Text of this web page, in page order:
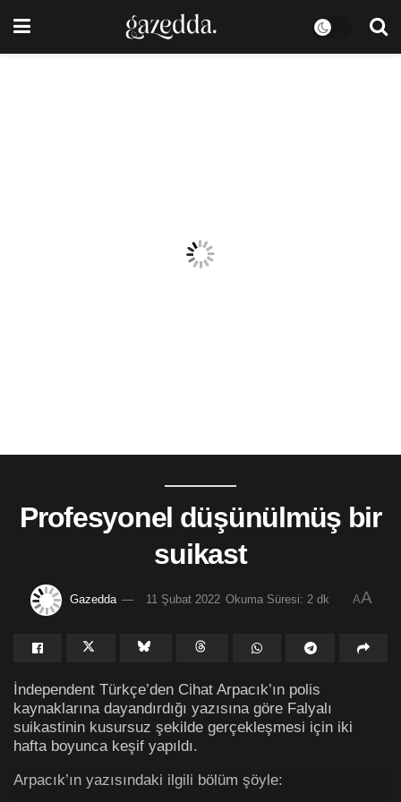
Profesyonel düşünülmüş bir
suikast
Gazedda 11 Şubat 2022 Okuma Süresi: 2 dk AA
İndependent Türkçe’den Cihat Arpacık’ın polis
kaynaklarına dayandırdığı yazısına göre Falyalı
suikastinin kusursuz şekilde gerçekleşmesi için iki
hafta boyunca keşif yapıldı.
Arpacık’ın yazısındaki ilgili bölüm şöyle: